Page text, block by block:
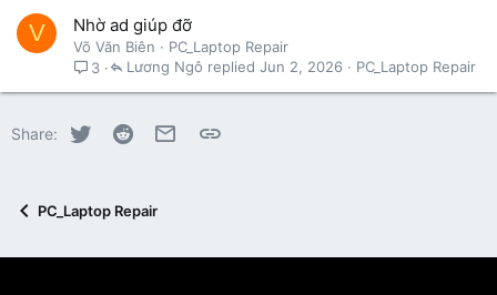
V Nhờ ad giúp đỡ
Võ Văn Biên
PC_Laptop Repair
3
PC_Laptop Repair
Jun 2, 2026
Lương Ngô
Share: Twitter Reddit Email
PC_Laptop Repair